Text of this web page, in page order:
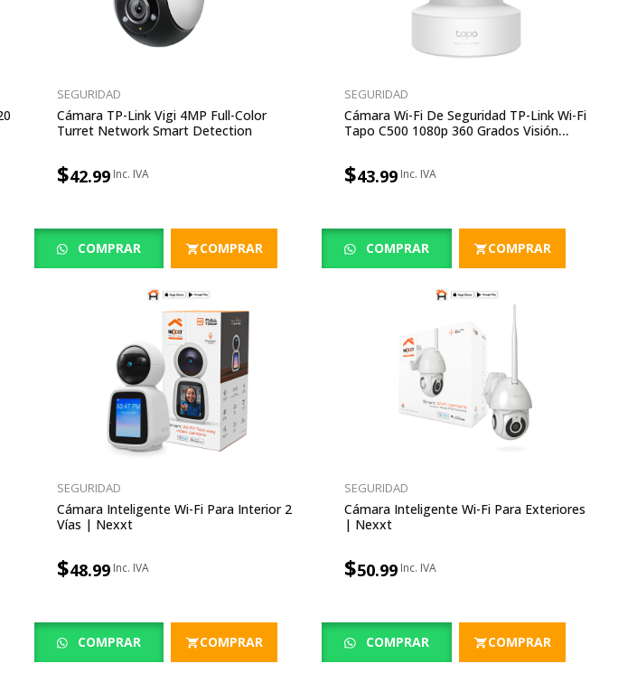
SEGURIDAD
Cámara TP-Link Vigi 4MP Full-Color
Turret Network Smart Detection
$42.99
COMPRAR COMPRAR
SEGURIDAD
Cámara Wi-Fi De Seguridad TP-Link Wi-Fi
Tapo C500 1080p 360 Grados Visión
$43.99
COMPRAR COMPRAR
SEGURIDAD
Cámara Inteligente Wi-Fi Para Interior 2
Vías | Nexxt
$48.99
COMPRAR COMPRAR
SEGURIDAD
Cámara Inteligente Wi-Fi Para Exteriores
| Nexxt
$50.99
COMPRAR COMPRAR